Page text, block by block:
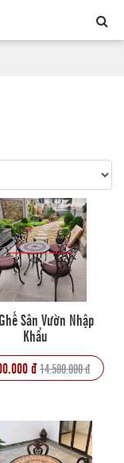
Sân Vườn Nhập
Khẩu
đ14.500.000 đ